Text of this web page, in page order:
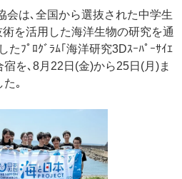
会は､全国から選抜された中学生
を活用した海洋生物の研究を通
たﾌﾟﾛｸﾞﾗﾑ｢海洋研究3Dｽｰﾊﾟｰｻｲｴ
宿を､8月22日(金)から25日(月)ま
｡